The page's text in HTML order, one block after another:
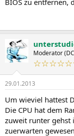
Moderator
29.01.2013
Um wieviel hattest
Die CPU hat dem
zuweit runter gehst
zuerwarten